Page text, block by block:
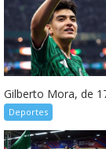
Gilberto Mora, de
Deportes